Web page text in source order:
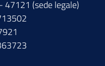
47121 (sede legale)